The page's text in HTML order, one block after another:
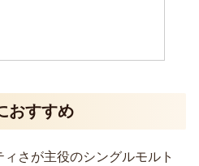
おすすめ
さが主役のシングルモルト